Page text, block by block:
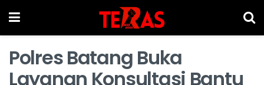
Polres Batang Buka
Layanan Konsultasi Bantu